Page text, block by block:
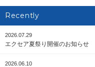
Recently
2026.07.29
エクセア夏祭り開催のお知らせ
2026.06.10